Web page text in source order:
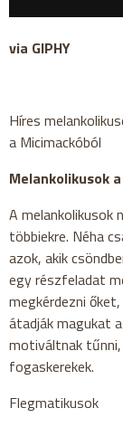
via GIPHY
Híres
a Micimackóból
Melankolikusok
A melankolikusok
többiekre. Néha
azok, akik
egy részfeladat
megkérdezni
átadják magukat
motiváltnak tűnni,
fogaskerekek.
Flegmatikusok